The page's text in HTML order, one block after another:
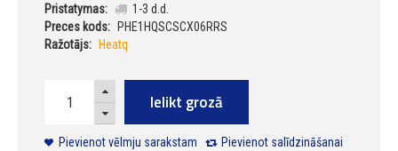
Pristatymas:
1-3 d.d.
Preces kods:
PHE1HQSCSCX06RRS
Ražotājs:
Heatq
Ielikt grozā
Pievienot vēlmju sarakstam Pievienot salīdzināšanai